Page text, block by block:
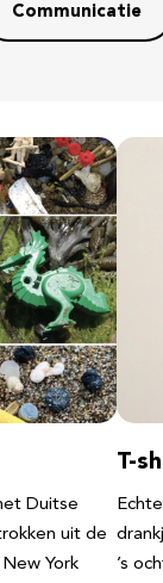
Communicatie
Duitse
uit de
York
T-
’s